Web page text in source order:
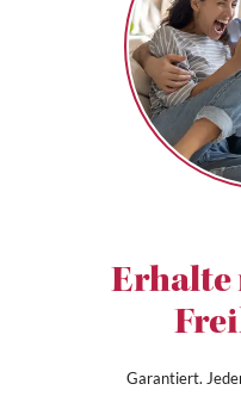
Erhalte
Garantiert.